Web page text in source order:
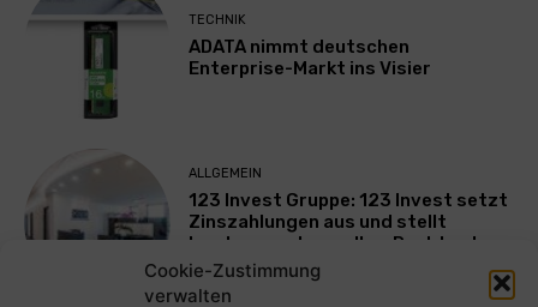
Cookie-Zustimmung
verwalten
TECHNIK
ADATA nimmt deutschen
Enterprise-Markt ins Visier
ALLGEMEIN
123 Invest Gruppe: 123 Invest setzt
Zinszahlungen aus und stellt
Insolvenzantrag – Ihre Rechte als
Anleger